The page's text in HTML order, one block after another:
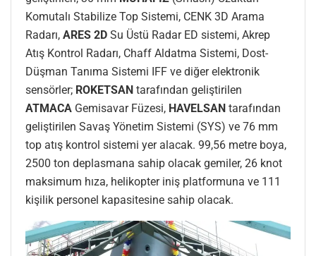
Komutalı Stabilize Top Sistemi, CENK 3D Arama
Radarı, ARES 2D Su Üstü Radar ED sistemi, Akrep
Atış Kontrol Radarı, Chaff Aldatma Sistemi, Dost-
Düşman Tanıma Sistemi IFF ve diğer elektronik
sensörler; ROKETSAN tarafından geliştirilen
ATMACA Gemisavar Füzesi, HAVELSAN tarafından
geliştirilen Savaş Yönetim Sistemi (SYS) ve 76 mm
top atış kontrol sistemi yer alacak. 99,56 metre boya,
2500 ton deplasmana sahip olacak gemiler, 26 knot
maksimum hıza, helikopter iniş platformuna ve 111
kişilik personel kapasitesine sahip olacak.